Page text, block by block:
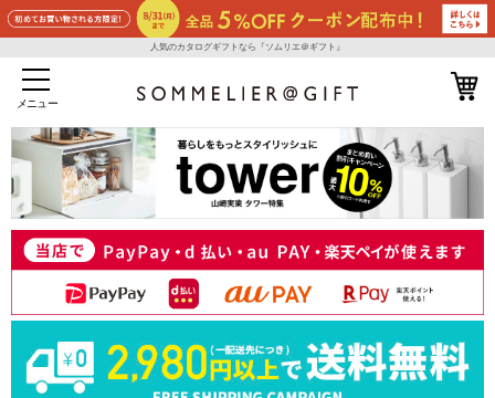
人気のカタログギフトなら『ソムリエ＠ギフト』
メニュー